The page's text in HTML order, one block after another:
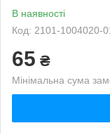
В наявності
Код: 2101-1004020-
65 ₴
Мінімальна сума